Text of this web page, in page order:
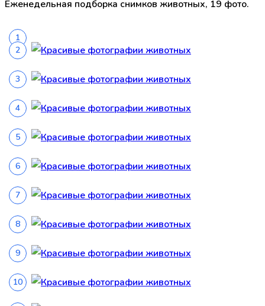
Еженедельная подборка снимков животных, 19 фото.